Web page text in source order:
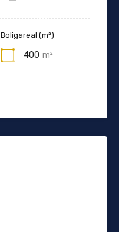
Boligareal (m²)
400 m²